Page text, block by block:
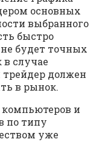
основных
выбранного
быстро
будет точных
в случае
трейдер должен
в рынок.
компьютеров и
по типу
уже